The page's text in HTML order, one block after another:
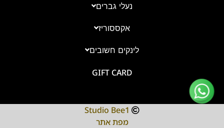
נעלי גברים
אקססוריז
לינקים חשובים
GIFT CARD
Studio Bee1
מפת אתר